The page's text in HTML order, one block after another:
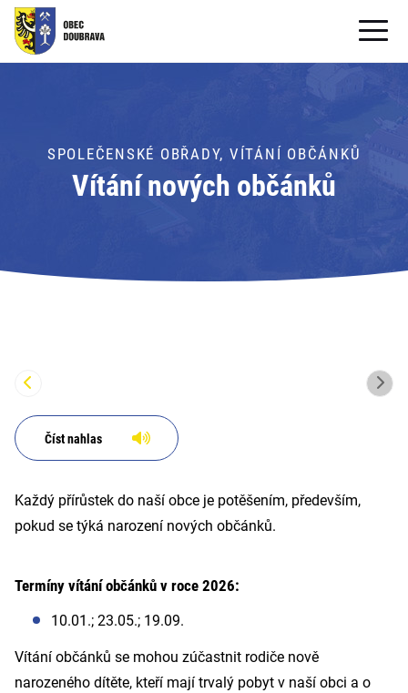
OBECNÍ ÚŘAD
PRO OBČANY
Formuláře ke stažení
PRO TURISTY
SPOLEČENSKÉ OBŘADY, VÍTÁNÍ OBČÁNKŮ
Vítání nových občánků
Číst nahlas
Každý přírůstek do naší obce je potěšením, především,
pokud se týká narození nových občánků.
Termíny vítání občánků v roce 2026:
10.01.; 23.05.; 19.09.
Vítání občánků se mohou zúčastnit rodiče nově
narozeného dítěte, kteří mají trvalý pobyt v naší obci a o